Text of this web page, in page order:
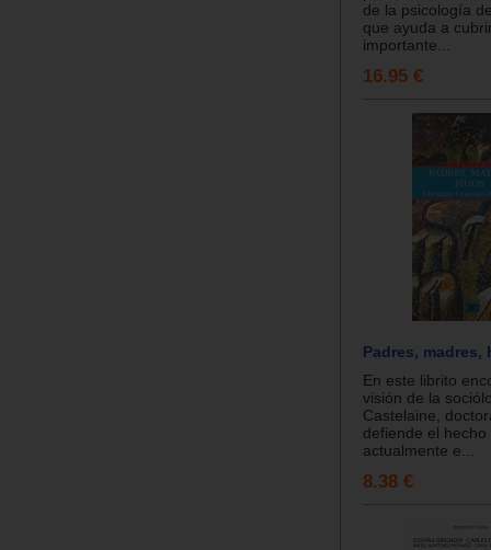
de la psicología
que ayuda a
importante...
16.95 €
Padres, madres,
En este librito
visión de la
Castelaine,
defiende el
actualmente e...
8.38 €